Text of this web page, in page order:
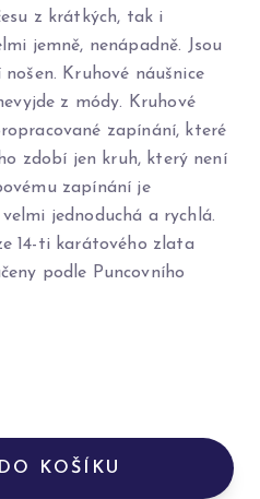
z krátkých, tak i
jemně, nenápadně. Jsou
Kruhové náušnice
z módy. Kruhové
zapínání, které
zdobí jen kruh, který není
zapínání je
jednoduchá a rychlá.
14-ti karátového zlata
podle Puncovního
KOŠÍKU